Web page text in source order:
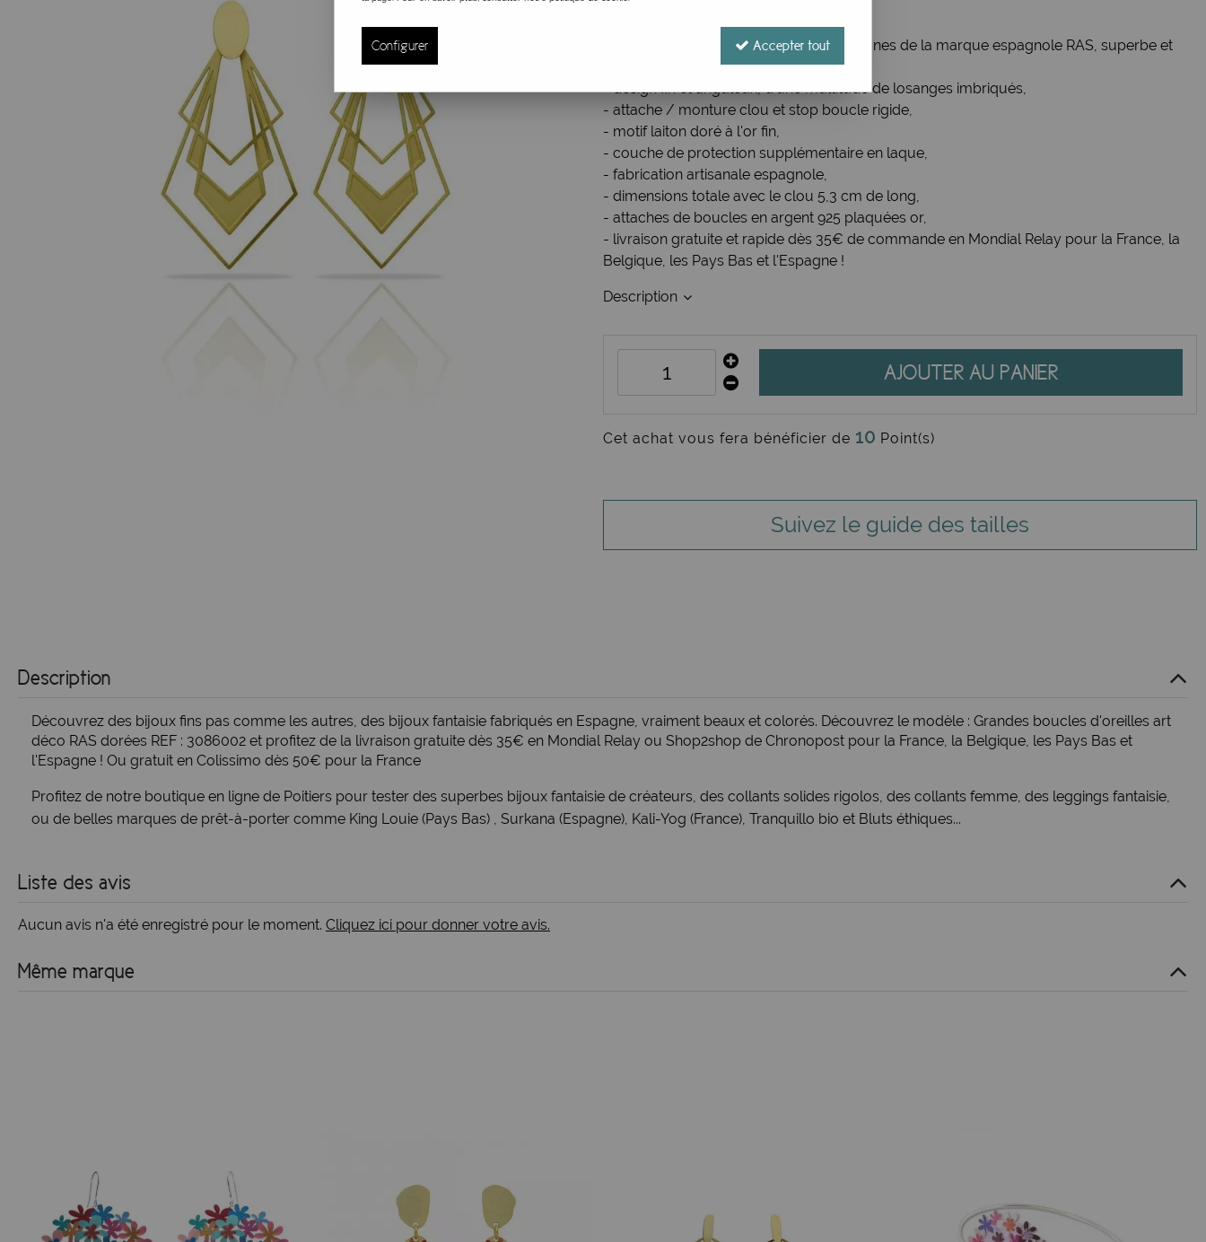
Grandes boucles d'oreilles originales et fines de la marque espagnole RAS, superbe et
vintages, au design art déco,
- design fin et anguleux, d'une multitude de losanges imbriqués,
- attache / monture clou et stop boucle rigide,
- motif laiton doré à l'or fin,
- couche de protection supplémentaire en laque,
- fabrication artisanale espagnole,
- dimensions totale avec le clou 5,3 cm de long,
- attaches de boucles en argent 925 plaquées or,
- livraison gratuite et rapide dès 35€ de commande en Mondial Relay pour la France, la
Belgique, les Pays Bas et l'Espagne !
Description
AJOUTER AU PANIER
Cet achat vous fera bénéficier de 10 Point(s)
Suivez le guide des tailles
Description
Découvrez des bijoux fins pas comme les autres, des bijoux fantaisie fabriqués en Espagne, vraiment beaux et colorés. Découvrez le modèle : Grandes boucles d'oreilles art
déco RAS dorées REF : 3086002 et profitez de la livraison gratuite dès 35€ en Mondial Relay ou Shop2shop de Chronopost pour la France, la Belgique, les Pays Bas et
l'Espagne ! Ou gratuit en Colissimo dès 50€ pour la France
Profitez de notre boutique en ligne de Poitiers pour tester des superbes bijoux fantaisie de créateurs, des collants solides rigolos, des collants femme, des leggings fantaisie,
ou de belles marques de prêt-à-porter comme King Louie (Pays Bas) , Surkana (Espagne), Kali-Yog (France), Tranquillo bio et Bluts éthiques...
Liste des avis
Aucun avis n'a été enregistré pour le moment. Cliquez ici pour donner votre avis.
Même marque
Configurer Accepter tout